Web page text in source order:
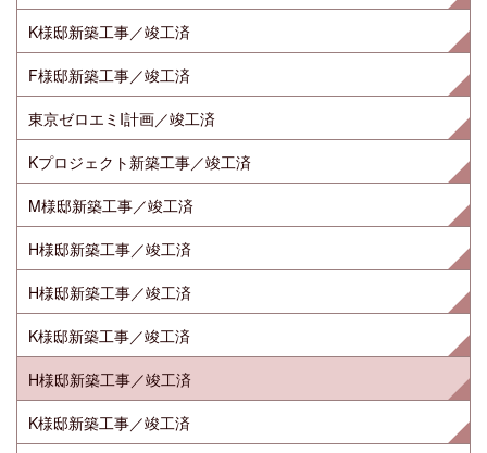
K様邸新築工事／竣工済
F様邸新築工事／竣工済
東京ゼロエミI計画／竣工済
Kプロジェクト新築工事／竣工済
M様邸新築工事／竣工済
H様邸新築工事／竣工済
H様邸新築工事／竣工済
K様邸新築工事／竣工済
H様邸新築工事／竣工済
K様邸新築工事／竣工済